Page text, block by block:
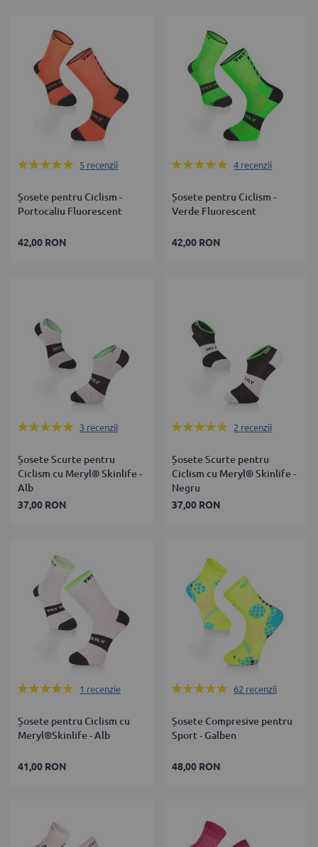
Rating:
5 recenzii
Șosete pentru Ciclism -
Portocaliu Fluorescent
42,00 RON
Rating:
4 recenzii
Șosete pentru Ciclism -
Verde Fluorescent
42,00 RON
Rating:
3 recenzii
Șosete Scurte pentru
Ciclism cu Meryl® Skinlife -
Alb
37,00 RON
Rating:
2 recenzii
Șosete Scurte pentru
Ciclism cu Meryl® Skinlife -
Negru
37,00 RON
Rating:
1 recenzie
Șosete pentru Ciclism cu
Meryl®Skinlife - Alb
41,00 RON
Rating:
62 recenzii
Șosete Compresive pentru
Sport - Galben
48,00 RON